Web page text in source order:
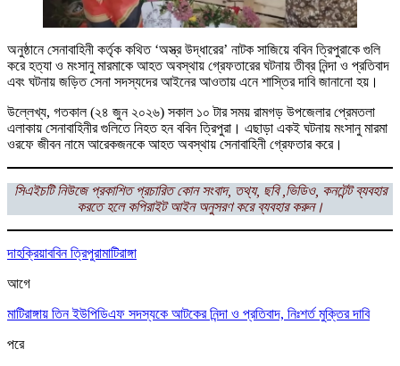
অনুষ্ঠানে সেনাবাহিনী কর্তৃক কথিত ‘অস্ত্র উদ্ধারের’ নাটক সাজিয়ে ববিন ত্রিপুরাকে গুলি
করে হত্যা ও মংসানু মারমাকে আহত অবস্থায় গ্রেফতারের ঘটনায় তীব্র নিন্দা ও প্রতিবাদ
এবং ঘটনায় জড়িত সেনা সদস্যদের আইনের আওতায় এনে শাস্তির দাবি জানানো হয়।
উল্লেখ্য, গতকাল (২৪ জুন ২০২৬) সকাল ১০ টার সময় রামগড় উপজেলার প্রেমতলা
এলাকায় সেনাবাহিনীর গুলিতে নিহত হন ববিন ত্রিপুরা। এছাড়া একই ঘটনায় মংসানু মারমা
ওরফে জীবন নামে আরেকজনকে আহত অবস্থায় সেনাবাহিনী গ্রেফতার করে।
সিএইচটি নিউজে প্রকাশিত প্রচারিত কোন সংবাদ, তথ্য, ছবি ,ভিডিও, কনটেন্ট ব্যবহার
করতে হলে কপিরাইট আইন অনুসরণ করে ব্যবহার করুন।
দাহক্রিয়াববিন ত্রিপুরামাটিরাঙ্গা
আগে
মাটিরাঙ্গায় তিন ইউপিডিএফ সদস্যকে আটকের নিন্দা ও প্রতিবাদ, নিঃশর্ত মুক্তির দাবি
পরে